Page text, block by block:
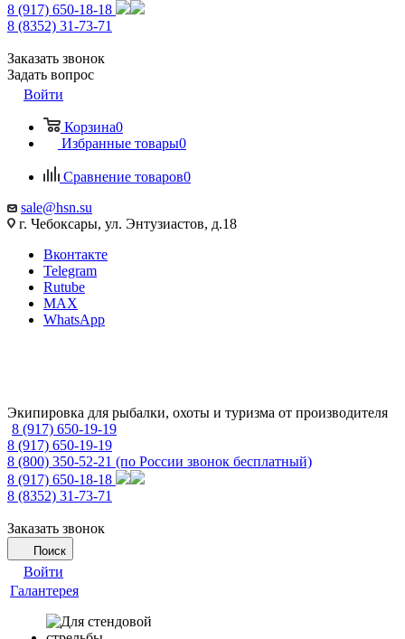
8 (917) 650-18-18
8 (8352) 31-73-71
Заказать звонок
Задать вопрос
Войти
Корзина0
Избранные товары0
Сравнение товаров0
sale@hsn.su
г. Чебоксары, ул. Энтузиастов, д.18
Вконтакте
Telegram
Rutube
MAX
WhatsApp
Экипировка для рыбалки, охоты и туризма от производителя
8 (917) 650-19-19
8 (917) 650-19-19
8 (800) 350-52-21 (по России звонок бесплатный)
8 (917) 650-18-18
8 (8352) 31-73-71
Заказать звонок
Поиск
Войти
Галантерея